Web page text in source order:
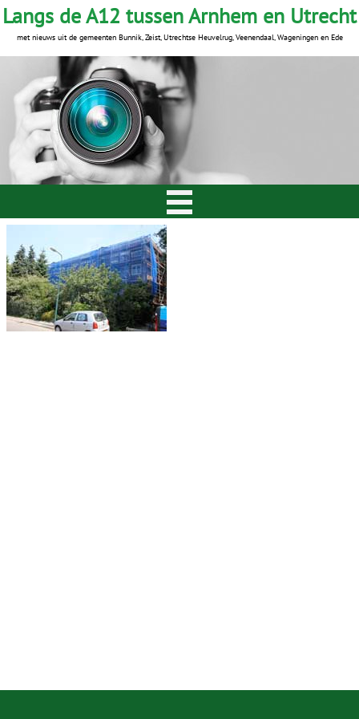
Langs de A12 tussen Arnhem en Utrecht
met nieuws uit de gemeenten Bunnik, Zeist, Utrechtse Heuvelrug, Veenendaal, Wageningen en Ede